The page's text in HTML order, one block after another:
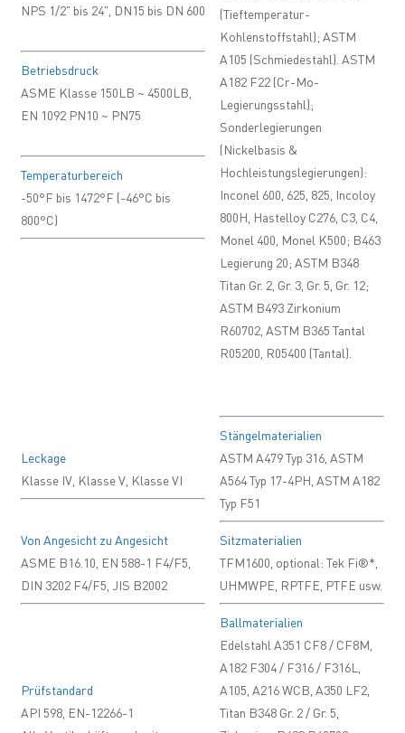
NPS 1/2" bis 24", DN15 bis DN 600
Betriebsdruck
ASME Klasse 150LB ~ 4500LB,
EN 1092 PN10 ~ PN75
Temperaturbereich
-50°F bis 1472°F (-46°C bis
800°C)
(Tieftemperatur-
Kohlenstoffstahl); ASTM
A105 (Schmiedestahl). ASTM
A182 F22 (Cr-Mo-
Legierungsstahl);
Sonderlegierungen
(Nickelbasis &
Hochleistungslegierungen):
Inconel 600, 625, 825, Incoloy
800H, Hastelloy C276, C3, C4,
Monel 400, Monel K500; B463
Legierung 20; ASTM B348
Titan Gr. 2, Gr. 3, Gr. 5, Gr. 12;
ASTM B493 Zirkonium
R60702, ASTM B365 Tantal
R05200, R05400 (Tantal).
Leckage
Klasse IV, Klasse V, Klasse VI
Stängelmaterialien
ASTM A479 Typ 316, ASTM
A564 Typ 17-4PH, ASTM A182
Typ F51
Von Angesicht zu Angesicht
ASME B16.10, EN 588-1 F4/F5,
DIN 3202 F4/F5, JIS B2002
Sitzmaterialien
TFM1600, optional: Tek Fi®*,
UHMWPE, RPTFE, PTFE usw.
Prüfstandard
API 598, EN-12266-1
Ballmaterialien
Edelstahl A351 CF8 / CF8M,
A182 F304 / F316 / F316L,
A105, A216 WCB, A350 LF2,
Titan B348 Gr. 2 / Gr. 5,